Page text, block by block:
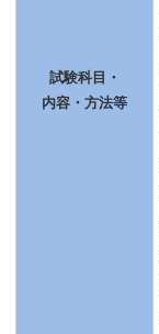
試験科目・
内容・方法等